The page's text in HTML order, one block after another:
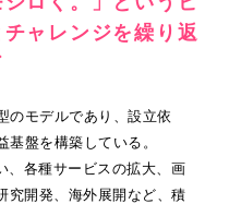
ャレンジを繰り返
のモデルであり、設立依
盤を構築している。
、各種サービスの拡大、画
究開発、海外展開など、積